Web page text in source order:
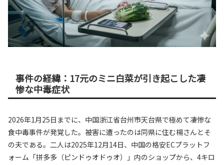
事件の経緯：17元のミニ白菜が引き起こした凄
惨な中毒症状
2026年1月25日までに、中国浙江省台州市天台県で極めて凄惨な
食中毒事件が発覚した。被害に遭ったのは同県に住む楊さんとそ
の夫である。二人は2025年12月14日、中国の格安ECプラットフ
ォーム「拼多多（ピンドゥオドゥオ）」内のショップから、4キロ